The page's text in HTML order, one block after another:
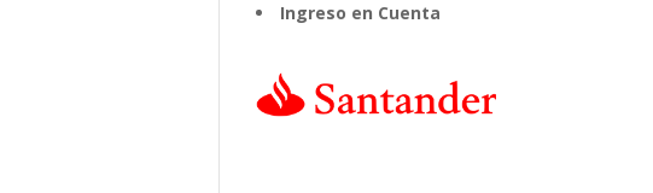
Ingreso en Cuenta